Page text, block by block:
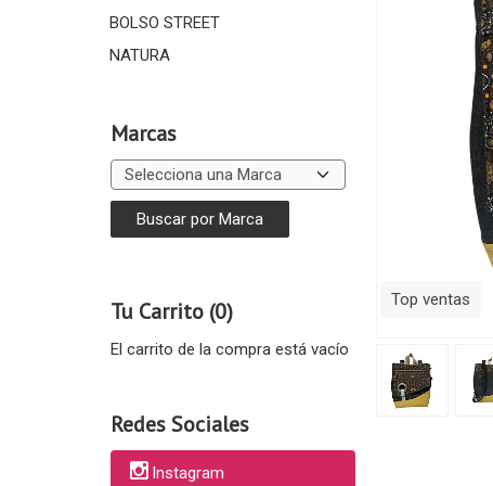
BOLSO STREET
NATURA
Marcas
Tu Carrito (0)
El carrito de la compra está vacío
Redes Sociales
Instagram
Top ventas